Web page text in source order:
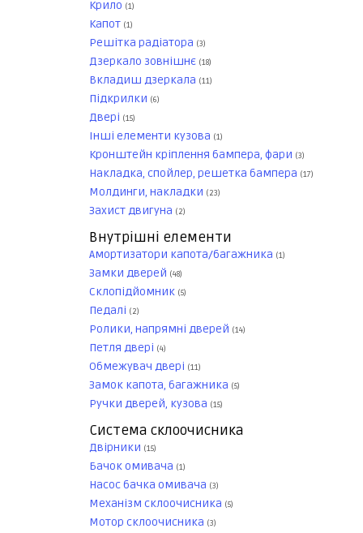
Крило (1)
Капот (1)
Решітка радіатора (3)
Дзеркало зовнішнє (18)
Вкладиш дзеркала (11)
Підкрилки (6)
Двері (15)
Інші елементи кузова (1)
Кронштейн кріплення бампера, фари (3)
Накладка, спойлер, решетка бампера (17)
Молдинги, накладки (23)
Захист двигуна (2)
Внутрішні елементи
Амортизатори капота/багажника (1)
Замки дверей (48)
Склопідйомник (5)
Педалі (2)
Ролики, напрямні дверей (14)
Петля двері (4)
Обмежувач двері (11)
Замок капота, багажника (5)
Ручки дверей, кузова (15)
Система склоочисника
Двірники (15)
Бачок омивача (1)
Насос бачка омивача (3)
Механізм склоочисника (5)
Мотор склоочисника (3)